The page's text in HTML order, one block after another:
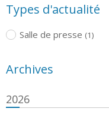
Types d'actualité
Salle de presse (1)
Archives
2026